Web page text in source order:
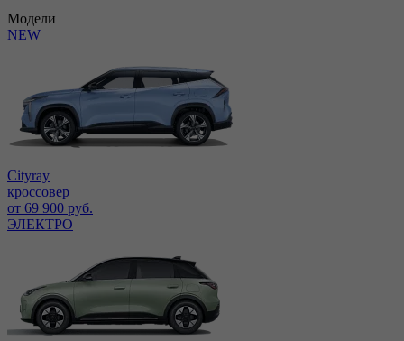
Модели
NEW
Cityray
кроссовер
от 69 900 руб.
ЭЛЕКТРО